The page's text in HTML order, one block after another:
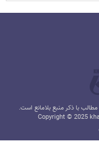
با ذکر منبع بلامانع است.
Copyright © 2025